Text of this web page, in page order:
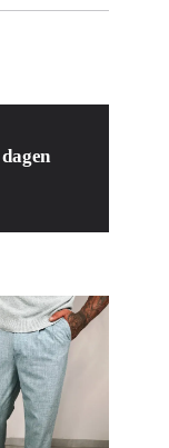
SALE!